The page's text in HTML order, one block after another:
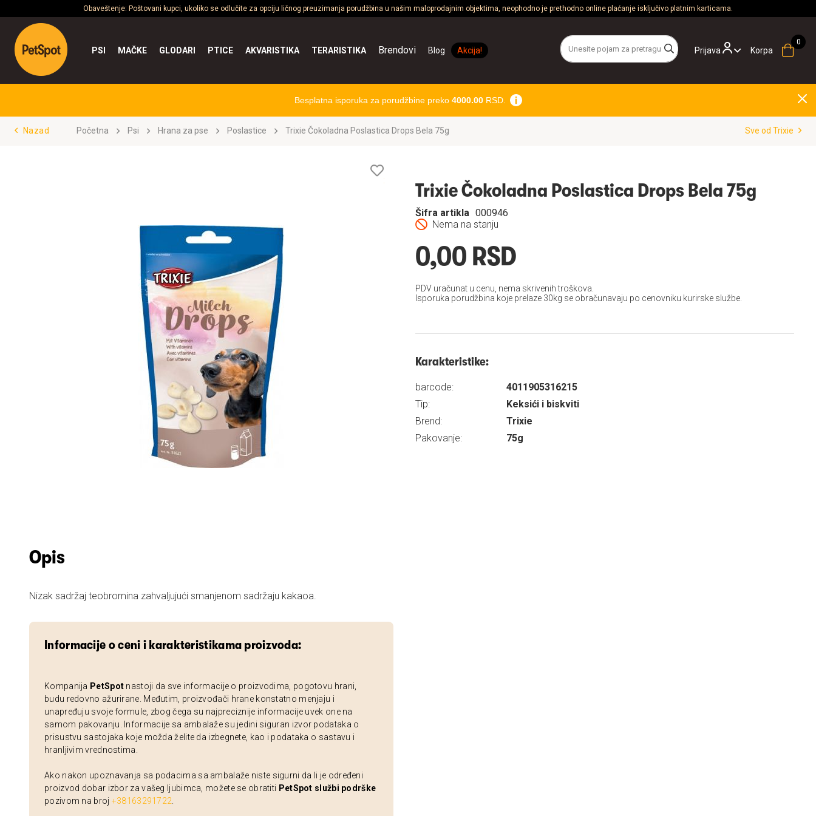
Obaveštenje: Poštovani kupci, ukoliko se odlučite za opciju ličnog preuzimanja porudžbina u našim maloprodajnim objektima, neophodno je prethodno online plaćanje isključivo platnim karticama.
Prijava
PSI MAČKE GLODARI PTICE AKVARISTIKA TERARISTIKA Brendovi Blog Akcija! Korpa
Besplatna isporuka za porudžbine preko 4000.00RSD.
Nazad Početna Psi Hrana za pse Poslastice Trixie Čokoladna Poslastica Drops Bela 75g Sve od Trixie
Opis
Nizak sadržaj teobromina zahvaljujući smanjenom sadržaju kakaoa.
Informacije o ceni i karakteristikama proizvoda:
Kompanija PetSpot nastoji da sve informacije o proizvodima, pogotovu hrani,
budu redovno ažurirane. Međutim, proizvođači hrane konstatno menjaju i
unapređuju svoje formule, zbog čega su najpreciznije informacije uvek one na
samom pakovanju. Informacije sa ambalaže su jedini siguran izvor podataka o
prisustvu sastojaka koje možda želite da izbegnete, kao i podataka o sastavu i
hranljivim vrednostima.
Ako nakon upoznavanja sa podacima sa ambalaže niste sigurni da li je određeni
proizvod dobar izbor za vašeg ljubimca, možete se obratiti PetSpot službi podrške
pozivom na broj +38163291722
želja
Trixie Čokoladna Poslastica Drops Bela 75g
Nema na stanju
Šifra artikla 000946
0,00 RSD
PDV uračunat u cenu, nema skrivenih troškova.
Isporuka porudžbina koje prelaze 30kg se obračunavaju po cenovniku kurirske službe.
Karakteristike:
barcode:
4011905316215
Tip:
Keksići i biskviti
Brend:
Trixie
Pakovanje:
75g